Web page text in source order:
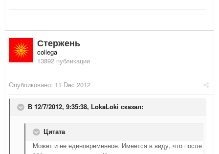
Стержень
collega
13892 публикации
Опубликовано: 11 Dec 2012
В 12/7/2012, 9:35:38, LokaLoki сказал:
Цитата
Может и не единовременное. Имеется в виду, что после